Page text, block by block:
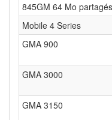
845GM 64 Mo partagés
Mobile 4 Series
GMA 900
GMA 3000
GMA 3150